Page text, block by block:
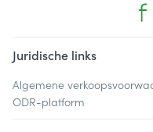
Juridische links
Algemene
ODR-platform